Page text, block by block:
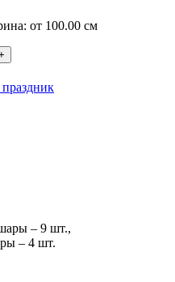
от 100.00 см
– 9 шт.,
– 4 шт.